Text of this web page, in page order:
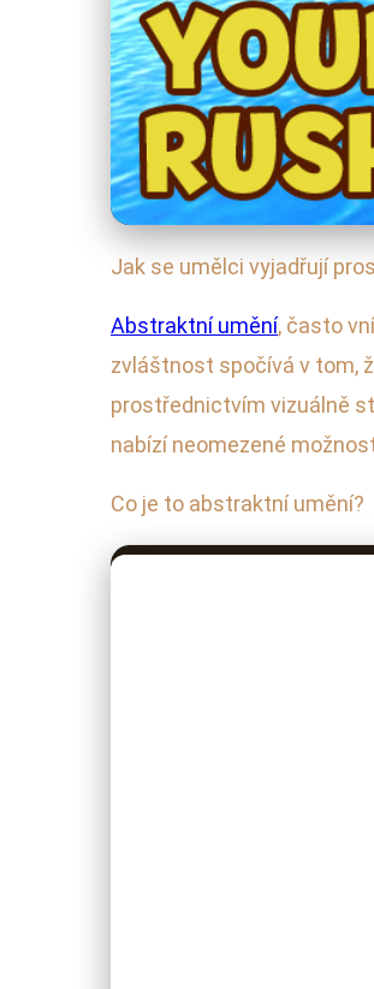
11. 1. 2026· 4 min čtení · Autor:
Jak se umělci vyjadřují
Abstraktní umění, často
zvláštnost spočívá v tom,
prostřednictvím vizuálně
nabízí neomezené
Co je to abstraktní umění?